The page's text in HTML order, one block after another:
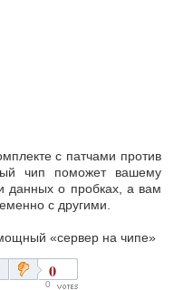
с патчами против
чип поможет вашему
данных о пробках, а вам
с другими.
«сервер на чипе»
0
0